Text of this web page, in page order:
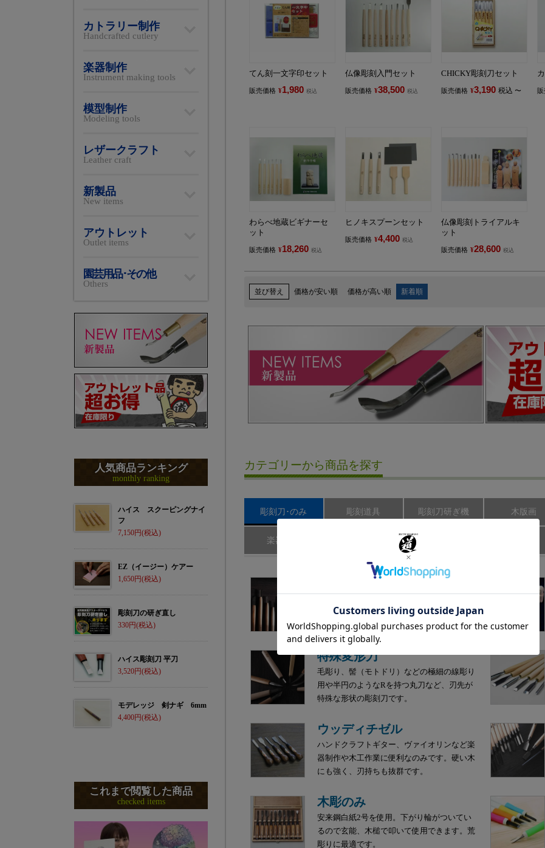
てん刻一文字印セット
販売価格 ¥1,980 税込
仏像彫刻入門セット
販売価格 ¥38,500 税込
CHICKY彫刻刀セット
販売価格 ¥3,190 税込 〜
わらべ地蔵ビギナーセ
ット
販売価格 ¥18,260 税込
ヒノキスプーンセット
販売価格 ¥4,400 税込
仏像彫刻トライアルキ
ット
販売価格 ¥28,600 税込
並び替え 価格が安い順 価格が高い順 新着順
カテゴリーから商品を探す
彫刻刀･のみ 彫刻道具 彫刻刀研ぎ機 木版画
楽器制作 レザークラフト
ハイス鋼彫刻刀
鋼。一般的な刃物鋼と比べ切れ味が3倍長持
ち。研ぎも簡単です。
特殊変形刀
毛彫り、髻（モトドリ）などの極細の線彫り
用や半円のようなRを持つ丸刀など、刃先が
特殊な形状の彫刻刀です。
ウッディチゼル
ハンドクラフトギター、ヴァイオリンなど楽
器制作や木工作業に便利なのみです。硬い木
にも強く、刃持ちも抜群です。
木彫のみ
安来鋼白紙2号を使用。下がり輪がついてい
るので玄能、木槌で叩いて使用できます。荒
彫りに最適です。
カトラリー制作
Handcrafted cutlery
楽器制作
Instrument making tools
模型制作
Modeling tools
レザークラフト
Leather craft
新製品
New items
アウトレット
Outlet items
園芸用品･その他
Others
人気商品ランキング
monthly ranking
ハイス スクーピングナイ
フ
7,150
EZ（イージー）ケアー
1,650
彫刻刀の研ぎ直し
330
ハイス彫刻刀 平刀
3,520
モデレッジ 剣ナギ 6mm
4,400
これまで閲覧した商品
checked items